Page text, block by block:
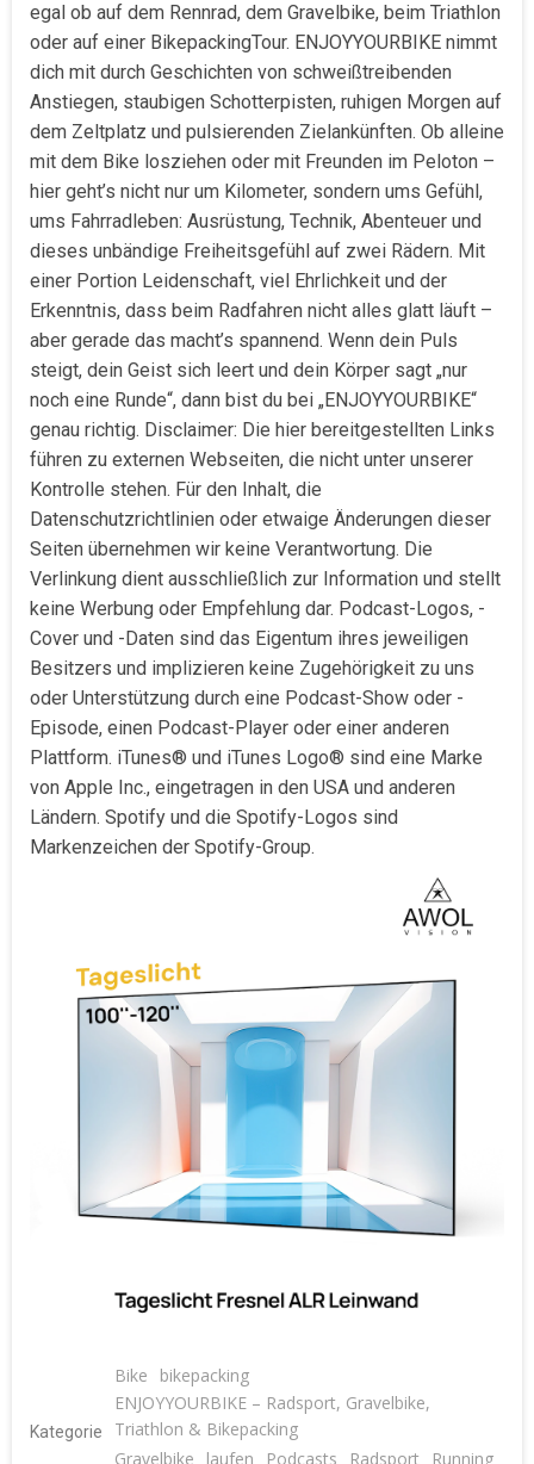
egal ob auf dem Rennrad, dem Gravel­bike, beim Triathlon
oder auf einer Bikepacking­Tour. ENJOYYOURBIKE nimmt
dich mit durch Geschichten von schweißtreibenden
Anstiegen, staubigen Schotter­pisten, ruhigen Morgen auf
dem Zeltplatz und pulsierenden Zielankünften. Ob alleine
mit dem Bike losziehen oder mit Freunden im Peloton –
hier geht’s nicht nur um Kilometer, sondern ums Gefühl,
ums Fahr­rad­leben: Ausrüstung, Technik, Abenteuer und
dieses unbändige Freiheits­gefühl auf zwei Rädern. Mit
einer Portion Leidenschaft, viel Ehrlichkeit und der
Erkenntnis, dass beim Radfahren nicht alles glatt läuft –
aber gerade das macht’s spannend. Wenn dein Puls
steigt, dein Geist sich leert und dein Körper sagt „nur
noch eine Runde“, dann bist du bei „ENJOYYOURBIKE“
genau richtig. Disclaimer: Die hier bereitgestellten Links
führen zu externen Webseiten, die nicht unter unserer
Kontrolle stehen. Für den Inhalt, die
Datenschutzrichtlinien oder etwaige Änderungen dieser
Seiten übernehmen wir keine Verantwortung. Die
Verlinkung dient ausschließlich zur Information und stellt
keine Werbung oder Empfehlung dar. Podcast-Logos, -
Cover und -Daten sind das Eigentum ihres jeweiligen
Besitzers und implizieren keine Zugehörigkeit zu uns
oder Unterstützung durch eine Podcast-Show oder -
Episode, einen Podcast-Player oder einer anderen
Plattform. iTunes® und iTunes Logo® sind eine Marke
von Apple Inc., eingetragen in den USA und anderen
Ländern. Spotify und die Spotify-Logos sind
Markenzeichen der Spotify-Group.
Kategorie
Bike
bikepacking
ENJOYYOURBIKE – Radsport, Gravelbike,
Triathlon & Bikepacking
Gravelbike
laufen Podcasts Radsport Running